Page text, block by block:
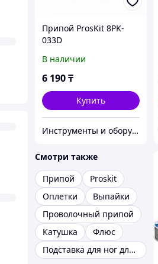
Припой ProsKit 8PK-
033D
В наличии
6 190₸
Купить
Инструменты и оборудование StellarTrade
Смотри также
Припой
Proskit
Оплетки
Выпайки
Проволочный припой
Катушка
Флюс
Подставка для ног для педикюра